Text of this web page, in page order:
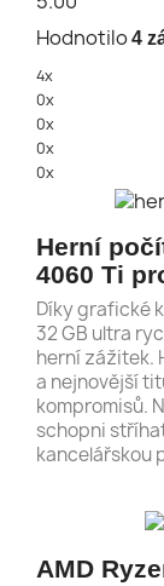
Hodnotilo4
4x
0x
0x
0x
0x
Herní
4060 Ti
Díky grafické
32 GB ultra
herní zážitek.
a nejnovější
kompromisů.
schopni
kancelářskou
AMD